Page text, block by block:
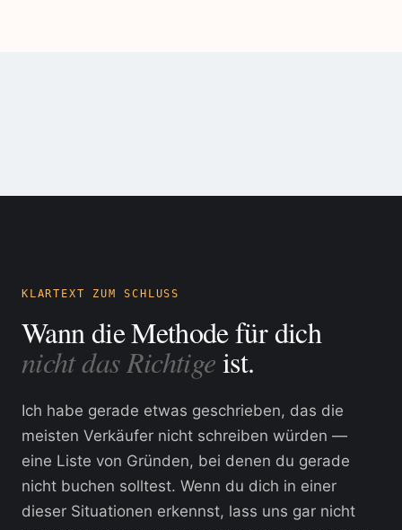
KLARTEXT ZUM SCHLUSS
Wann die Methode für dich
nicht das Richtigeist.
Ich habe gerade etwas geschrieben, das die
meisten Verkäufer nicht schreiben würden —
eine Liste von Gründen, bei denen du gerade
nicht buchen solltest. Wenn du dich in einer
dieser Situationen erkennst, lass uns gar nicht